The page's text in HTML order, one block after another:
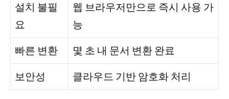
설치 불필
요
웹 브라우저만으로 즉시 사용 가
능
빠른 변환 몇 초 내 문서 변환 완료
보안성 클라우드 기반 암호화 처리